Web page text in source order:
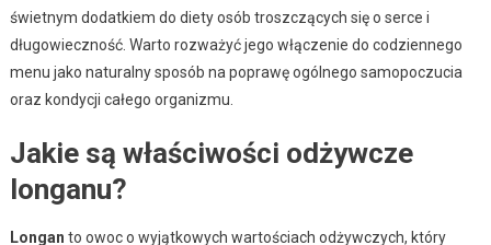
świetnym dodatkiem do diety osób troszczących się o serce i
długowieczność. Warto rozważyć jego włączenie do codziennego
menu jako naturalny sposób na poprawę ogólnego samopoczucia
oraz kondycji całego organizmu.
Jakie są właściwości odżywcze
longanu?
Longan to owoc o wyjątkowych wartościach odżywczych, który